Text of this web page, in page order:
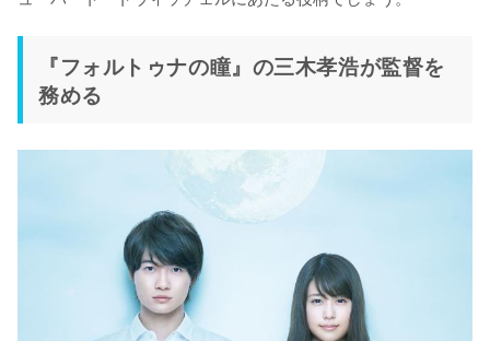
『フォルトゥナの瞳』の三木孝浩が監督を
務める